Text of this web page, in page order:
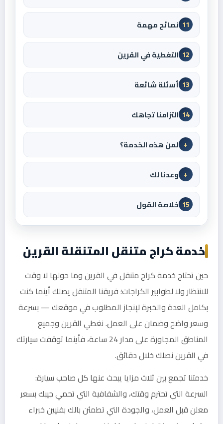
11 نصائح مهمة
12 التغطية في القرين
13 أسئلة شائعة
14 التزامنا تجاهك
+ لمن هذه الخدمة؟
+ وعدنا لك
15 خلاصة القول
خدمة كراج متنقل المتنقلة القرين
حين تحتاج خدمة كراج متنقل في القرين وما حولها لا وقت
للانتظار ولا لطوابير الكراجات؛ فريقنا المتنقل يصلك أينما كنت
بكامل العدة والخبرة لإنجاز المطلوب في موقعك — بسرعة
وسعر واضح وضمان على العمل. نغطي القرين وجميع
المناطق المجاورة على مدار 24 ساعة، فأينما توقفت سيارتك
في القرين نصلك خلال دقائق.
خدمتنا تجمع بين ثلاث مزايا يبحث عنها كل صاحب سيارة:
السرعة التي تحترم وقتك، والشفافية التي تحمي جيبك بسعر
معلن قبل العمل، والجودة التي تطمئن بالك بفنيين خبراء